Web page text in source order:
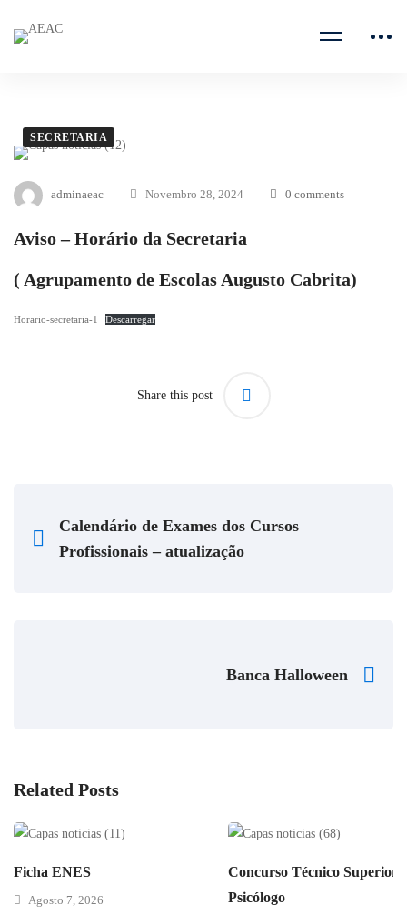
SECRETARIA
adminaeac Novembro 28, 2024 0 comments
Aviso – Horário da Secretaria
( Agrupamento de Escolas Augusto Cabrita)
Horario-secretaria-1 Descarregar
Share this post
Calendário de Exames dos Cursos
Profissionais – atualização
Banca Halloween
Related Posts
Ficha ENES
Agosto 7, 2026
Concurso Técnico Superior
Psicólogo